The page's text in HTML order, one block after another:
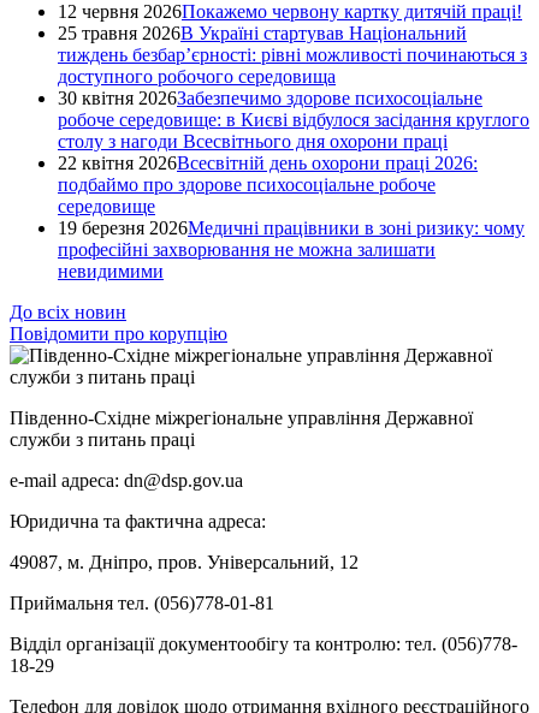
12 червня 2026Покажемо червону картку дитячій праці!
25 травня 2026В Україні стартував Національний
тиждень безбар’єрності: рівні можливості починаються з
доступного робочого середовища
30 квітня 2026Забезпечимо здорове психосоціальне
робоче середовище: в Києві відбулося засідання круглого
столу з нагоди Всесвітнього дня охорони праці
22 квітня 2026Всесвітній день охорони праці 2026:
подбаймо про здорове психосоціальне робоче
середовище
19 березня 2026Медичні працівники в зоні ризику: чому
професійні захворювання не можна залишати
невидимими
До всіх новин
Повідомити про корупцію
Південно-Східне міжрегіональне управління Державної
служби з питань праці
e-mail адреса: dn@dsp.gov.ua
Юридична та фактична адреса:
49087, м. Дніпро, пров. Універсальний, 12
Приймальня тел. (056)778-01-81
Відділ організації документообігу та контролю: тел. (056)778-
18-29
Телефон для довідок щодо отримання вхідного реєстраційного